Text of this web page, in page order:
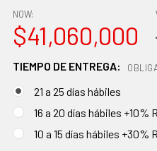
NOW:
$41,060,000
TIEMPO DE ENTREGA:
21 a 25 días hábiles
16 a 20 días hábiles +10%
10 a 15 días hábiles +30%